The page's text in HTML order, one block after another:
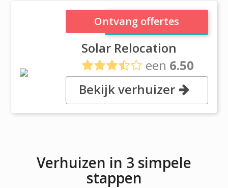
Solar Relocation
Solar Relocation
een 6.50
uit6 reviews
, Romero 1425, 1203 Polanco
Ontvang offertes
Bekijk verhuizer
Verhuizen in 3 simpele
stappen